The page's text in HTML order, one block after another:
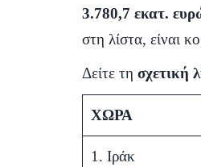
3.780,7 εκατ.
στη λίστα, είναι
Δείτε τη σχετική
ΧΩΡΑ
1. Ιράκ